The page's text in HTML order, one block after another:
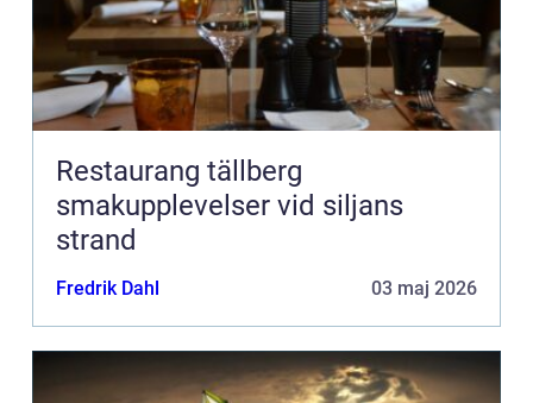
Restaurang tällberg
smakupplevelser vid siljans
strand
Fredrik Dahl 03 maj 2026